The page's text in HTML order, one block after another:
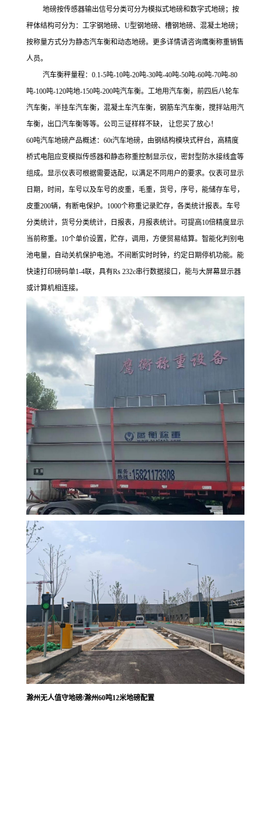
地磅按传感器输出信号分类可分为模拟式地磅和数字式地磅；按
秤体结构可分为：工字钢地磅、 U型钢地磅、槽钢地磅、混凝土地磅；
按称量方式分为静态汽车衡和动态地磅。更多详情请咨询鹰衡称重销售
人员。
汽车衡秤量程：0.1-5吨-10吨-20吨-30吨-40吨-50吨-60吨-70吨-80
吨-100吨-120吨地-150吨-200吨汽车衡。工地用汽车衡，前四后八轮车
汽车衡，半挂车汽车衡，混凝土车汽车衡，钢筋车汽车衡，搅拌站用汽
车衡，出口汽车衡等等。公司三证样样不缺， 让您买了放心！
60吨汽车地磅产品概述：60t汽车地磅，由钢结构模块式秤台，高精度
桥式电阻应变模拟传感器和静态称重控制显示仪，密封型防水接线盒等
组成。显示仪表可根据需要选配，以满足不同用户的要求。仪表可显示
日期，时间，车号以及车号的皮重，毛重，货号，序号，能储存车号，
皮重200辆，有断电保护。1000个称重记录贮存，各类统计报表。车号
分类统计，货号分类统计，日报表，月报表统计。可提高10倍精度显示
当前称重。10个单价设置，贮存，调用，方便贸易结算。智能化判别电
池电量，自动关机保护电池。不间断实时时钟，约定日期停机功能。能
快速打印磅码单1-4联，具有Rs 232c串行数据接口，能与大屏幕显示器
或计算机相连接。
滁州无人值守地磅/滁州60吨12米地磅配置